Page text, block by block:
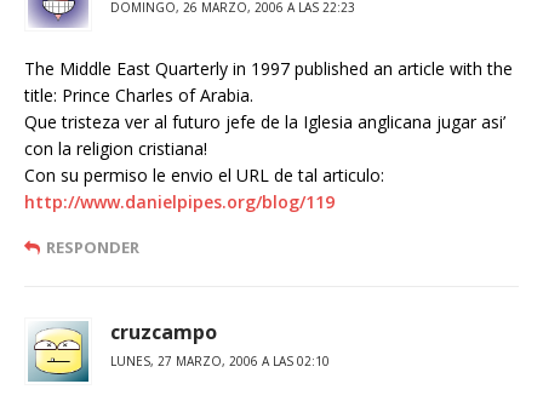
DOMINGO, 26 MARZO, 2006 A LAS 22:23
The Middle East Quarterly in 1997 published an article with the
title: Prince Charles of Arabia.
Que tristeza ver al futuro jefe de la Iglesia anglicana jugar asi’
con la religion cristiana!
Con su permiso le envio el URL de tal articulo:
http://www.danielpipes.org/blog/119
RESPONDER
cruzcampo
LUNES, 27 MARZO, 2006 A LAS 02:10